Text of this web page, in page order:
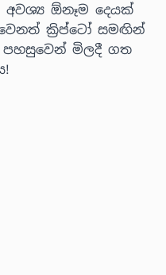
ඕනෑම දෙයක්
ක්‍රිප්ටෝ සමඟින්
පහසුවෙන් මිලදී ගත